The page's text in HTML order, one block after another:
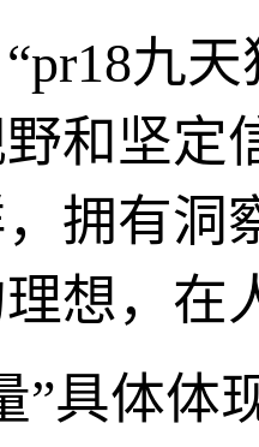
九
和坚定
拥有洞
想，在
”具体体